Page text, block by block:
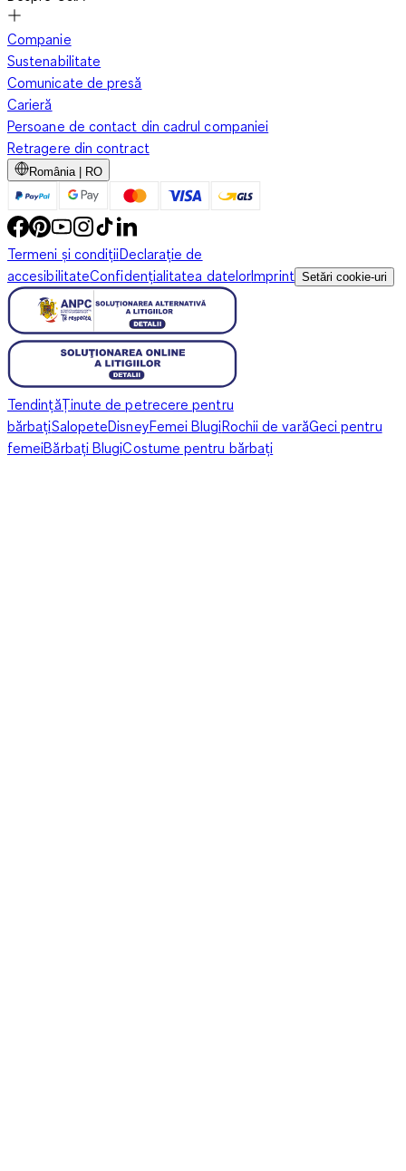
Companie
Sustenabilitate
Comunicate de presă
Carieră
Persoane de contact din cadrul companiei
Retragere din contract
România | RO
Termeni și condițiiDeclarație de
accesibilitateConfidențialitatea datelorImprint Setări cookie-uri
TendințăȚinute de petrecere pentru
bărbațiSalopeteDisneyFemei BlugiRochii de varăGeci pentru
femeiBărbați BlugiCostume pentru bărbați